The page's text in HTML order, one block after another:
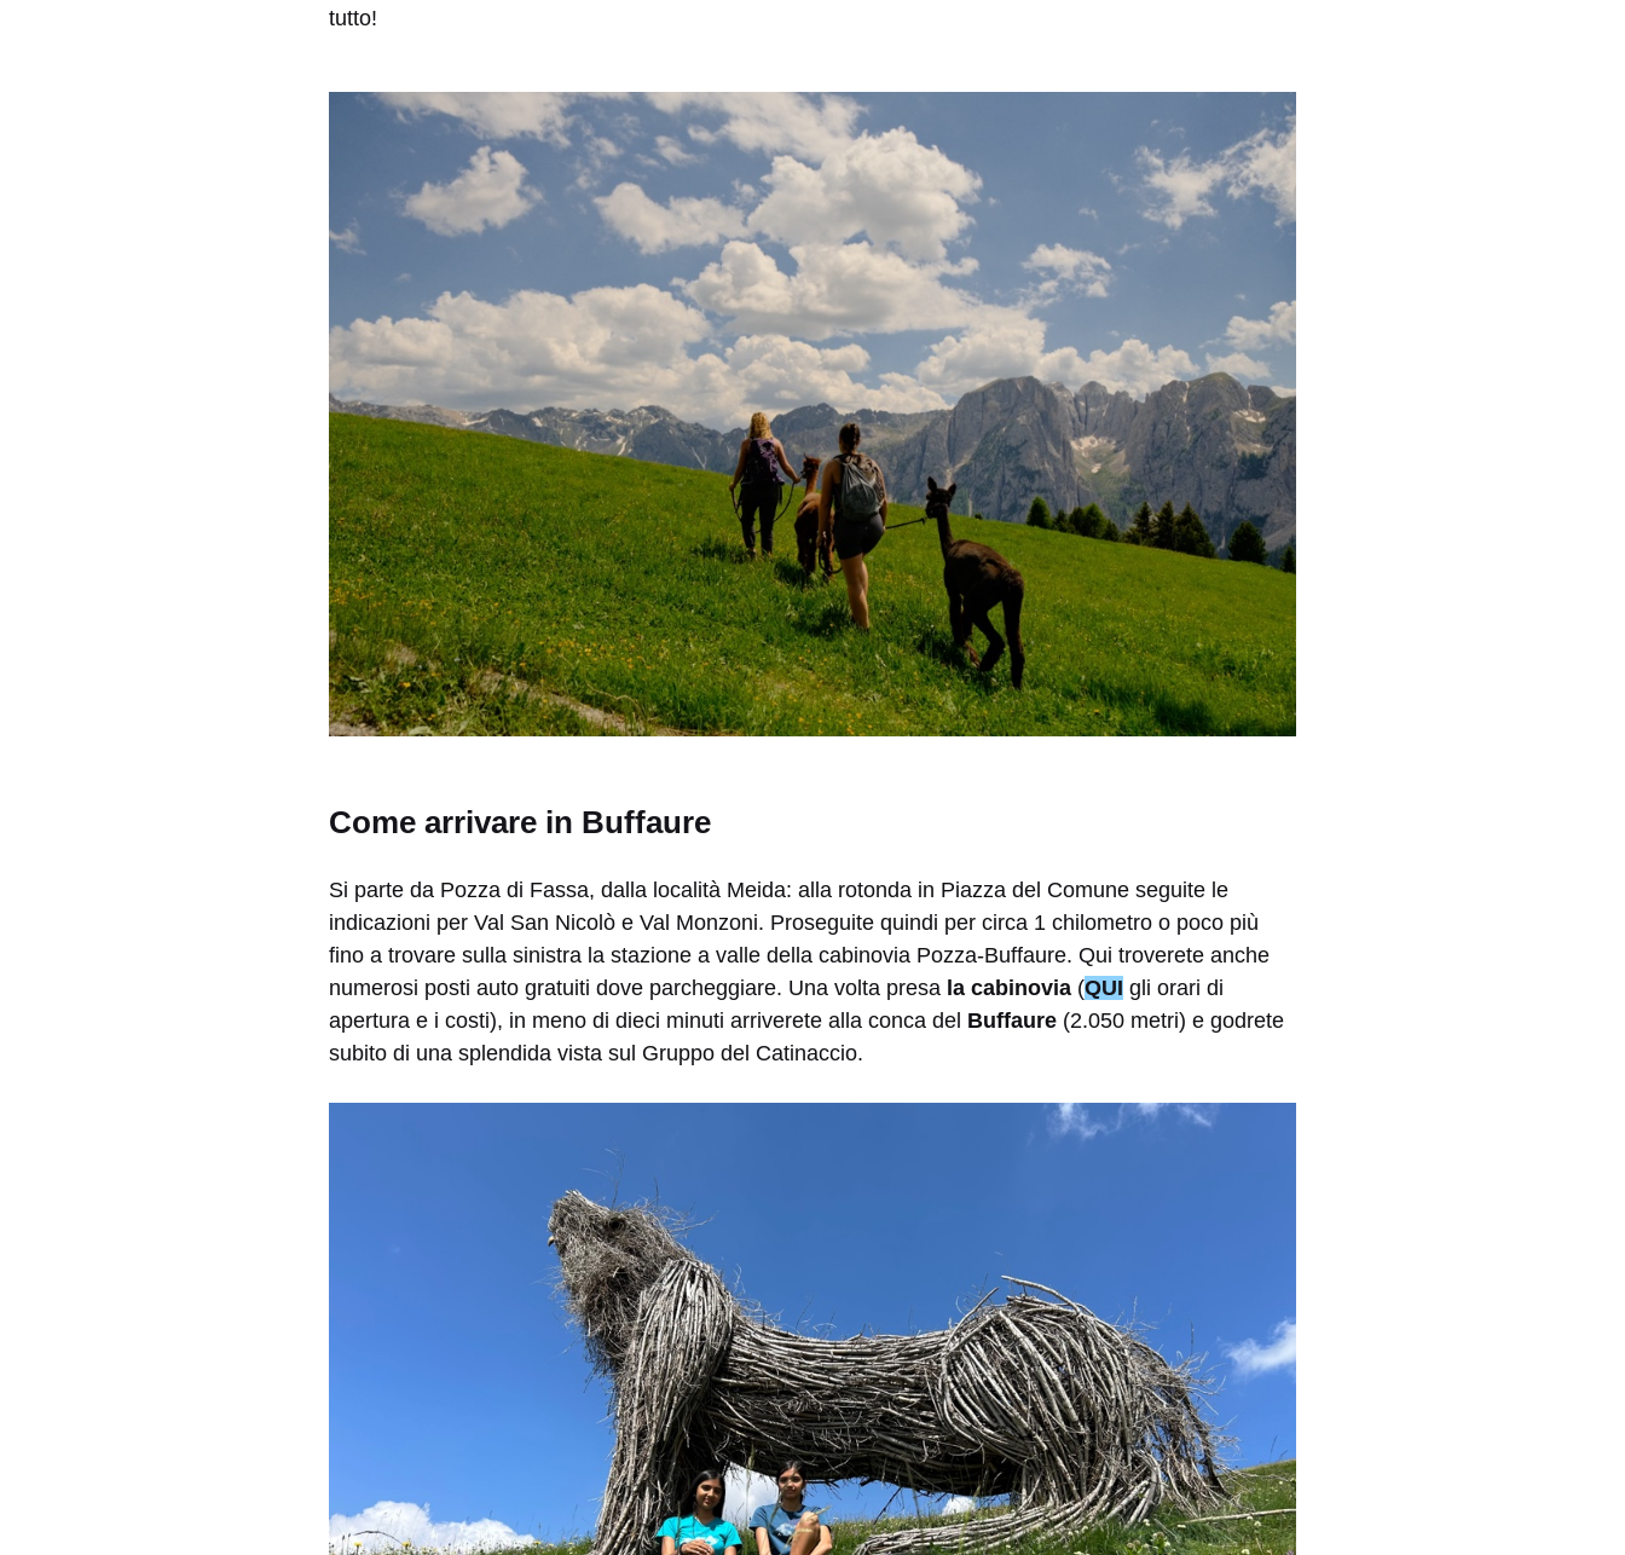
tutto!
Come arrivare in Buffaure
Si parte da Pozza di Fassa, dalla località Meida: alla rotonda in Piazza del Comune seguite le
indicazioni per Val San Nicolò e Val Monzoni. Proseguite quindi per circa 1 chilometro o poco più
fino a trovare sulla sinistra la stazione a valle della cabinovia Pozza-Buffaure. Qui troverete anche
numerosi posti auto gratuiti dove parcheggiare. Una volta presa la cabinovia (QUI gli orari di
apertura e i costi), in meno di dieci minuti arriverete alla conca del Buffaure (2.050 metri) e godrete
subito di una splendida vista sul Gruppo del Catinaccio.